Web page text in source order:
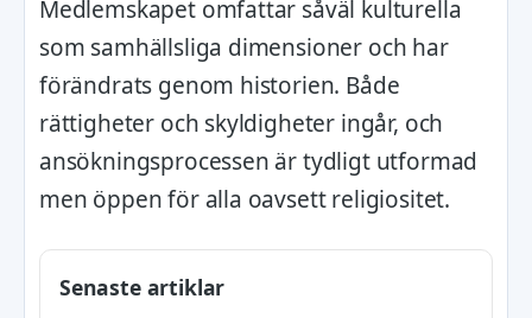
Medlemskapet omfattar såväl kulturella
som samhällsliga dimensioner och har
förändrats genom historien. Både
rättigheter och skyldigheter ingår, och
ansökningsprocessen är tydligt utformad
men öppen för alla oavsett religiositet.
Senaste artiklar